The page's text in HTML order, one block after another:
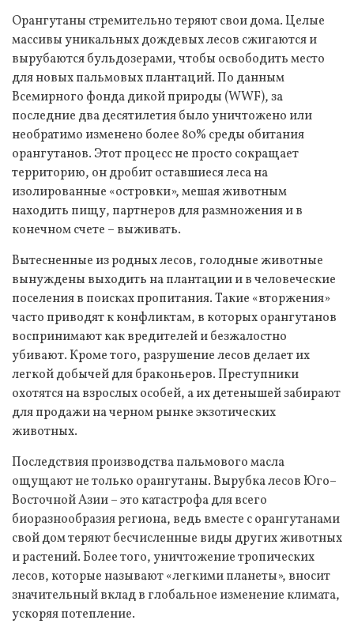
Орангутаны стремительно теряют свои дома. Целые
массивы уникальных дождевых лесов сжигаются и
вырубаются бульдозерами, чтобы освободить место
для новых пальмовых плантаций. По данным
Всемирного фонда дикой природы (WWF), за
последние два десятилетия было уничтожено или
необратимо изменено более 80% среды обитания
орангутанов. Этот процесс не просто сокращает
территорию, он дробит оставшиеся леса на
изолированные «островки», мешая животным
находить пищу, партнеров для размножения и в
конечном счете – выживать.
Вытесненные из родных лесов, голодные животные
вынуждены выходить на плантации и в человеческие
поселения в поисках пропитания. Такие «вторжения»
часто приводят к конфликтам, в которых орангутанов
воспринимают как вредителей и безжалостно
убивают. Кроме того, разрушение лесов делает их
легкой добычей для браконьеров. Преступники
охотятся на взрослых особей, а их детенышей забирают
для продажи на черном рынке экзотических
животных.
Последствия производства пальмового масла
ощущают не только орангутаны. Вырубка лесов Юго–
Восточной Азии – это катастрофа для всего
биоразнообразия региона, ведь вместе с орангутанами
свой дом теряют бесчисленные виды других животных
и растений. Более того, уничтожение тропических
лесов, которые называют «легкими планеты», вносит
значительный вклад в глобальное изменение климата,
ускоряя потепление.